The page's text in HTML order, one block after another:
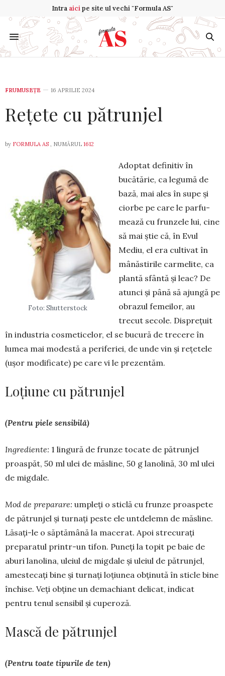
Intra aicipe site ul vechi "Formula AS"
FRUMUSEȚE 16 APRILIE 2024
Rețete cu pătrunjel
by FORMULA AS , NUMĂRUL 1612
Foto: Shutterstock
Adoptat definitiv în
bucătărie, ca legumă de
bază, mai ales în supe și
ciorbe pe care le parfu­
mează cu frunzele lui, cine
să mai știe că, în Evul
Mediu, el era cultivat în
mânăstirile carmelite, ca
plantă sfântă și leac? De
atunci și până să ajungă pe
obrazul femeilor, au
trecut secole. Disprețuit
în industria cos­meticelor, el se bucură de trecere în
lumea mai modestă a peri­feriei, de unde vin și rețetele
(ușor mo­dificate) pe care vi le prezentăm.
Loțiune cu pătrunjel
(Pentru piele sensibilă)
Ingrediente: 1 lingură de frunze tocate de pătrunjel
proaspăt, 50 ml ulei de măsline, 50 g lanolină, 30 ml ulei
de migdale.
Mod de pre­pa­rare: umpleți o sticlă cu frunze proas­pete
de pă­trun­­jel și turnați pes­te ele untde­lemn de măsline.
Lăsați-le o săptă­mână la macerat. Apoi strecurați
prepa­ratul printr-un tifon. Puneți la topit pe baie de
aburi lanolina, ule­iul de migdale și ule­iul de pătrunjel,
ames­tecați bine și turnați loțiunea obținută în sticle bine
închise. Veți obține un demachiant delicat, in­dicat
pentru tenul sensibil și cupe­roză.
Mască de pătrunjel
(Pentru toate tipurile de ten)